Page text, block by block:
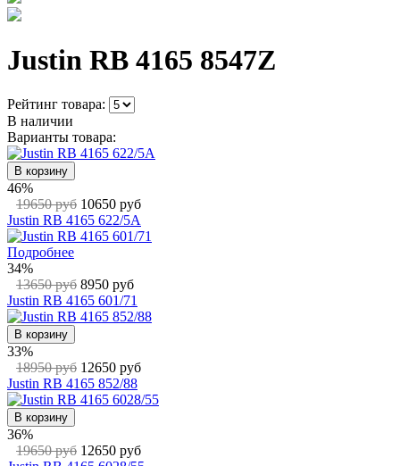
Justin RB 4165 8547Z
Рейтинг товара:
В наличии
Варианты товара:
В корзину
46%
19650 руб 10650 руб
Justin RB 4165 622/5A
Подробнее
34%
13650 руб 8950 руб
Justin RB 4165 601/71
В корзину
33%
18950 руб 12650 руб
Justin RB 4165 852/88
В корзину
36%
19650 руб 12650 руб